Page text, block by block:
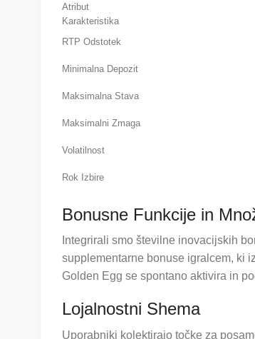
Atribut
Karakteristika
RTP Odstotek
Minimalna Depozit
Maksimalna Stava
Maksimalni Zmaga
Volatilnost
Rok Izbire
Bonusne Funkcije in
Integrirali smo številne inovacijskih
supplementarne bonuse igralcem, ki
Golden Egg se spontano aktivira in
Lojalnostni Shema
Uporabniki kolektirajo točke za